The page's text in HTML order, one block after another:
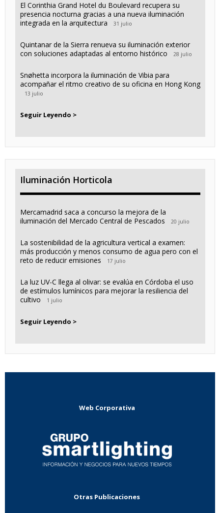
El Corinthia Grand Hotel du Boulevard recupera su
presencia nocturna gracias a una nueva iluminación
integrada en la arquitectura
31 julio
Quintanar de la Sierra renueva su iluminación exterior
con soluciones adaptadas al entorno histórico
28 julio
Snøhetta incorpora la iluminación de Vibia para
acompañar el ritmo creativo de su oficina en Hong Kong
13 julio
Seguir Leyendo >
Iluminación Horticola
Mercamadrid saca a concurso la mejora de la
iluminación del Mercado Central de Pescados
20 julio
La sostenibilidad de la agricultura vertical a examen:
más producción y menos consumo de agua pero con el
reto de reducir emisiones
17 julio
La luz UV-C llega al olivar: se evalúa en Córdoba el uso
de estímulos lumínicos para mejorar la resiliencia del
cultivo
1 julio
Seguir Leyendo >
Web Corporativa
Otras Publicaciones